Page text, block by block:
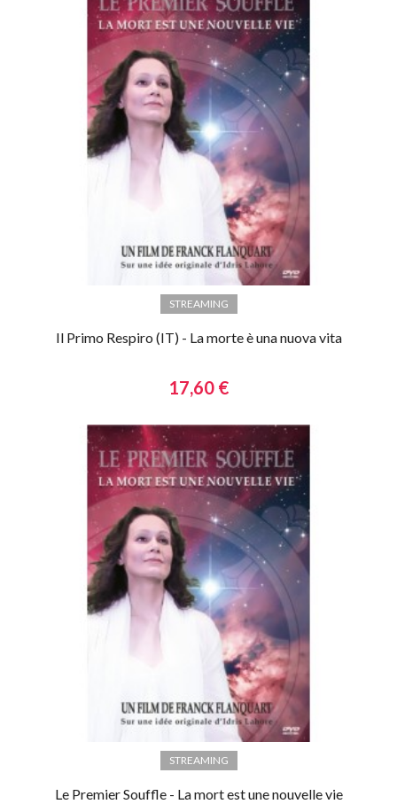
STREAMING
Il Primo Respiro (IT) - La morte è una nuova vita
17,60 €
STREAMING
Le Premier Souffle - La mort est une nouvelle vie